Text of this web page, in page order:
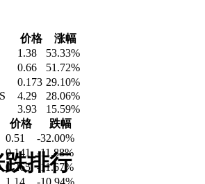
元
技 电信 媒体 传统行业
城 青牛软件 天融信 橡果国际 银联商
价格
涨幅
1.38
53.33%
0.66
51.72%
0.173 29.10%
4.29
28.06%
3.93
15.59%
价格
跌幅
0.51
-32.00%
0.141
-11.88%
0.265 -11.67%
1.14
-10.94%
排行